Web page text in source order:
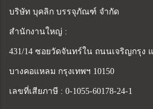
บริษัท บุคลิก บรรจุภัณฑ์ จำกัด
สำนักงานใหญ่ :
431/14 ซอยวัดจันทร์ใน ถนนเจริญกรุง
บางคอแหลม กรุงเทพฯ 10150
เลขที่เสียภาษี : 0-1055-60178-24-1